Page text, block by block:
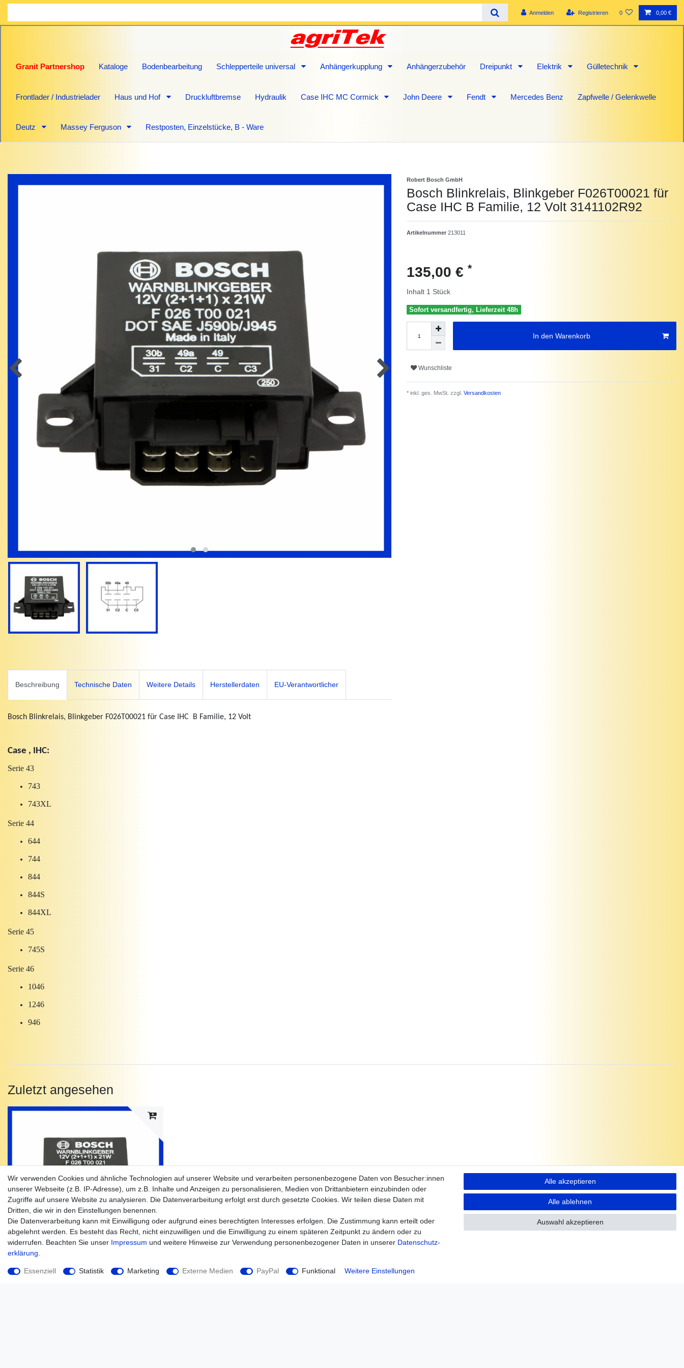
Anmelden Registrieren 0 0,00 €
Granit Partnershop Kataloge Bodenbearbeitung Schlepperteile universal Anhängerkupplung Anhängerzubehör Dreipunkt Elektrik Gülletechnik
Frontlader / Industrielader Haus und Hof Druckluftbremse Hydraulik Case IHC MC Cormick John Deere Fendt Mercedes Benz Zapfwelle / Gelenkwelle
Deutz Massey Ferguson Restposten, Einzelstücke, B - Ware
Robert Bosch GmbH
Bosch Blinkrelais, Blinkgeber F026T00021 für
Case IHC B Familie, 12 Volt 3141102R92
Artikelnummer 213011
135,00 € *
Inhalt 1 Stück
Sofort versandfertig, Lieferzeit 48h
In den Warenkorb
Wunschliste
* inkl. ges. MwSt. zzgl. Versandkosten
Beschreibung Technische Daten Weitere Details Herstellerdaten EU-Verantwortlicher
Bosch Blinkrelais, Blinkgeber F026T00021 für Case IHC B Familie, 12 Volt
Case , IHC:
Serie 43
743
743XL
Serie 44
644
744
844
844S
844XL
Serie 45
745S
Serie 46
1046
1246
946
Zuletzt angesehen
Bosch Blinkrelais, Blinkgeber F026T00021 für Case IHC B
Wir verwenden Cookies und ähnliche Technologien auf unserer Website und verarbeiten personenbezogene Daten von Besucher:innen
unserer Webseite (z.B. IP-Adresse), um z.B. Inhalte und Anzeigen zu personalisieren, Medien von Drittanbietern einzubinden oder
Zugriffe auf unsere Website zu analysieren. Die Datenverarbeitung erfolgt erst durch gesetzte Cookies. Wir teilen diese Daten mit
Dritten, die wir in den Einstellungen benennen.
Die Datenverarbeitung kann mit Einwilligung oder aufgrund eines berechtigten Interesses erfolgen. Die Zustimmung kann erteilt oder
abgelehnt werden. Es besteht das Recht, nicht einzuwilligen und die Einwilligung zu einem späteren Zeitpunkt zu ändern oder zu
widerrufen. Beachten Sie unser Impressum und weitere Hinweise zur Verwendung personenbezogener Daten in unserer Daten­schutz­
erklärung
Essenziell Statistik Marketing Externe Medien PayPal Funktional Weitere Einstellungen
Alle akzeptieren
Alle ablehnen
Auswahl akzeptieren